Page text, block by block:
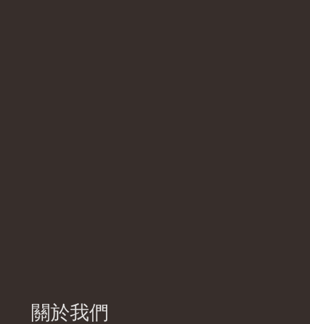
關於我們